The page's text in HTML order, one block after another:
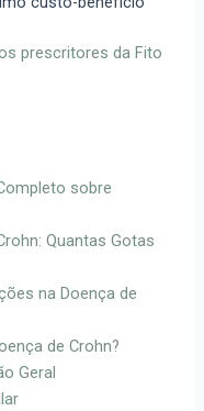
prescritores da Fito
sobre
Quantas Gotas
na Doença de
de Crohn?
Geral